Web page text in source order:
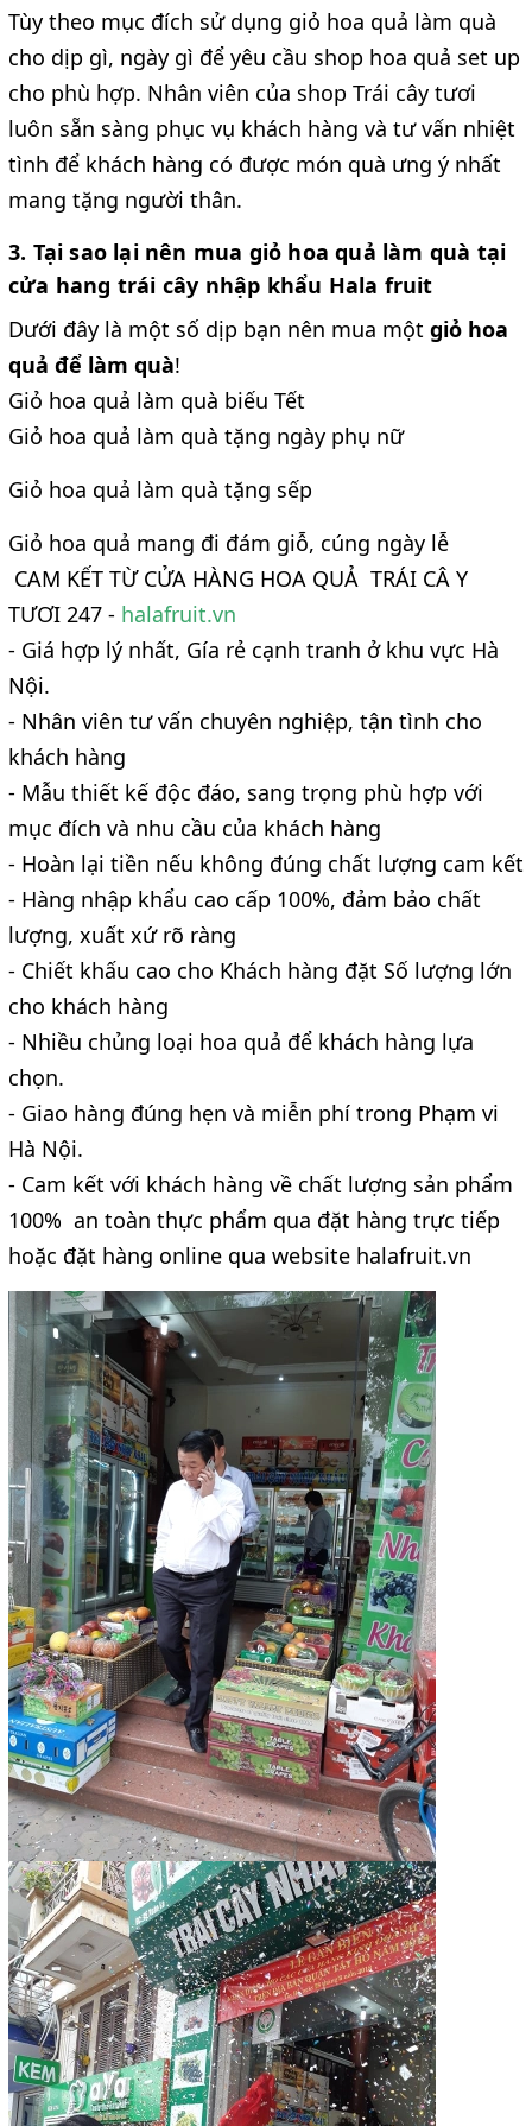
Tùy theo mục đích sử dụng giỏ hoa quả làm quà
cho dịp gì, ngày gì để yêu cầu shop hoa quả set up
cho phù hợp. Nhân viên của shop Trái cây tươi
luôn sẵn sàng phục vụ khách hàng và tư vấn nhiệt
tình để khách hàng có được món quà ưng ý nhất
mang tặng người thân.
3. Tại sao lại nên mua giỏ hoa quả làm quà tại
cửa hang trái cây nhập khẩu Hala fruit
Dưới đây là một số dịp bạn nên mua một giỏ hoa
quả để làm quà!
Giỏ hoa quả làm quà biếu Tết
Giỏ hoa quả làm quà tặng ngày phụ nữ
Giỏ hoa quả làm quà tặng sếp
Giỏ hoa quả mang đi đám giỗ, cúng ngày lễ
CAM KẾT TỪ CỬA HÀNG HOA QUẢ TRÁI CÂ Y
TƯƠI 247 - halafruit.vn
- Giá hợp lý nhất, Gía rẻ cạnh tranh ở khu vực Hà
Nội.
- Nhân viên tư vấn chuyên nghiệp, tận tình cho
khách hàng
- Mẫu thiết kế độc đáo, sang trọng phù hợp với
mục đích và nhu cầu của khách hàng
- Hoàn lại tiền nếu không đúng chất lượng cam kết
- Hàng nhập khẩu cao cấp 100%, đảm bảo chất
lượng, xuất xứ rõ ràng
- Chiết khấu cao cho Khách hàng đặt Số lượng lớn
cho khách hàng
- Nhiều chủng loại hoa quả để khách hàng lựa
chọn.
- Giao hàng đúng hẹn và miễn phí trong Phạm vi
Hà Nội.
- Cam kết với khách hàng về chất lượng sản phẩm
100% an toàn thực phẩm qua đặt hàng trực tiếp
hoặc đặt hàng online qua website halafruit.vn